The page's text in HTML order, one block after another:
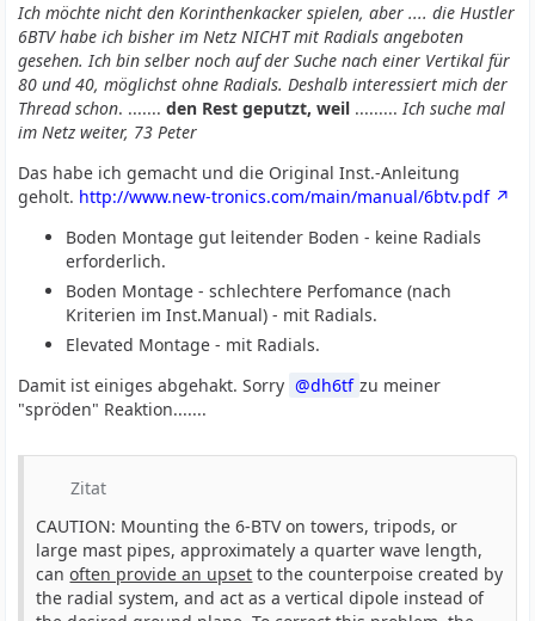
Ich möchte nicht den Korinthenkacker spielen, aber .... die Hustler
6BTV habe ich bisher im Netz NICHT mit Radials angeboten
gesehen. Ich bin selber noch auf der Suche nach einer Vertikal für
80 und 40, möglichst ohne Radials. Deshalb interessiert mich der
Thread schon. .......den Rest geputzt, weil .........Ich suche mal
im Netz weiter, 73 Peter
Das habe ich gemacht und die Original Inst.-Anleitung
geholt. http://www.new-tronics.com/main/manual/6btv.pdf
Boden Montage gut leitender Boden - keine Radials
erforderlich.
Boden Montage - schlechtere Perfomance (nach
Kriterien im Inst.Manual) - mit Radials.
Elevated Montage - mit Radials.
Damit ist einiges abgehakt. Sorry
dh6tf zu meiner
"spröden" Reaktion.......
Zitat
CAUTION: Mounting the 6-BTV on towers, tripods, or
large mast pipes, approximately a quarter wave length,
canoften provide an upset to the counterpoise created by
the radial system, and act as a vertical dipole instead of